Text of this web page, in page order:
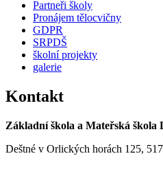
Partneři školy
Pronájem tělocvičny
GDPR
SRPDŠ
školní projekty
galerie
Kontakt
Základní škola a Mateřská škola
Deštné v Orlických horách 125, 517